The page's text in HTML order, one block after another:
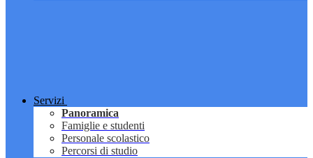
Servizi
Panoramica
Famiglie e studenti
Personale scolastico
Percorsi di studio